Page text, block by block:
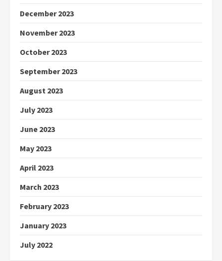
December 2023
November 2023
October 2023
September 2023
August 2023
July 2023
June 2023
May 2023
April 2023
March 2023
February 2023
January 2023
July 2022